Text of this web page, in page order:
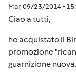
Mar, 09/23/2014 -
Ciao a tutti,
ho acquistato il
promozione
guarnizione